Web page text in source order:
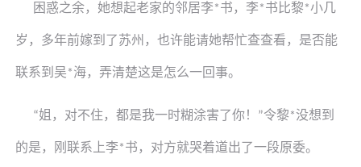
困惑之余，她想起老家的邻居李*书 ，李*书 比黎*小几
岁，多年前嫁到了苏州，也许能请她帮忙查查看，是否能
联系到 吴*海，弄清楚这是怎么一回事。
“姐，对不住，都是我一时糊涂害了你！ ”令黎*没想到
的是，刚联系上李*书 ，对方就哭着道出了一段原委。